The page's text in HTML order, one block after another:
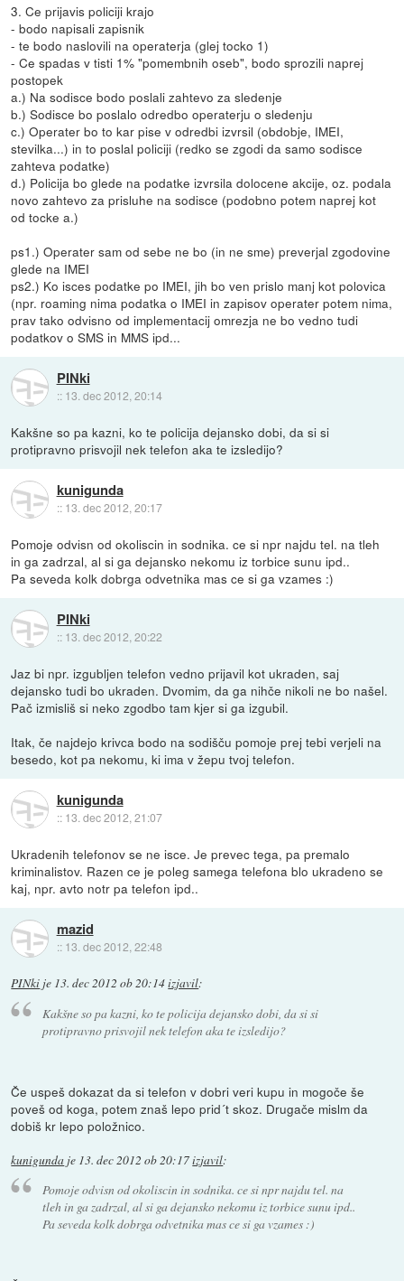
3. Ce prijavis policiji krajo
- bodo napisali zapisnik
- te bodo naslovili na operaterja (glej tocko 1)
- Ce spadas v tisti 1% "pomembnih oseb", bodo sprozili naprej
postopek
a.) Na sodisce bodo poslali zahtevo za sledenje
b.) Sodisce bo poslalo odredbo operaterju o sledenju
c.) Operater bo to kar pise v odredbi izvrsil (obdobje, IMEI,
stevilka...) in to poslal policiji (redko se zgodi da samo sodisce
zahteva podatke)
d.) Policija bo glede na podatke izvrsila dolocene akcije, oz. podala
novo zahtevo za prisluhe na sodisce (podobno potem naprej kot
od tocke a.)
ps1.) Operater sam od sebe ne bo (in ne sme) preverjal zgodovine
glede na IMEI
ps2.) Ko isces podatke po IMEI, jih bo ven prislo manj kot polovica
(npr. roaming nima podatka o IMEI in zapisov operater potem nima,
prav tako odvisno od implementacij omrezja ne bo vedno tudi
podatkov o SMS in MMS ipd...
PINki
:: 13. dec 2012, 20:14
Kakšne so pa kazni, ko te policija dejansko dobi, da si si
protipravno prisvojil nek telefon aka te izsledijo?
kunigunda
:: 13. dec 2012, 20:17
Pomoje odvisn od okoliscin in sodnika. ce si npr najdu tel. na tleh
in ga zadrzal, al si ga dejansko nekomu iz torbice sunu ipd..
Pa seveda kolk dobrga odvetnika mas ce si ga vzames :)
PINki
:: 13. dec 2012, 20:22
Jaz bi npr. izgubljen telefon vedno prijavil kot ukraden, saj
dejansko tudi bo ukraden. Dvomim, da ga nihče nikoli ne bo našel.
Pač izmisliš si neko zgodbo tam kjer si ga izgubil.
Itak, če najdejo krivca bodo na sodišču pomoje prej tebi verjeli na
besedo, kot pa nekomu, ki ima v žepu tvoj telefon.
kunigunda
:: 13. dec 2012, 21:07
Ukradenih telefonov se ne isce. Je prevec tega, pa premalo
kriminalistov. Razen ce je poleg samega telefona blo ukradeno se
kaj, npr. avto notr pa telefon ipd..
mazid
:: 13. dec 2012, 22:48
PINki je 13. dec 2012 ob 20:14izjavil:
Kakšne so pa kazni, ko te policija dejansko dobi, da si si
protipravno prisvojil nek telefon aka te izsledijo?
Če uspeš dokazat da si telefon v dobri veri kupu in mogoče še
poveš od koga, potem znaš lepo prid´t skoz. Drugače mislm da
dobiš kr lepo položnico.
kunigunda je 13. dec 2012 ob 20:17izjavil:
Pomoje odvisn od okoliscin in sodnika. ce si npr najdu tel. na
tleh in ga zadrzal, al si ga dejansko nekomu iz torbice sunu ipd..
Pa seveda kolk dobrga odvetnika mas ce si ga vzames :)